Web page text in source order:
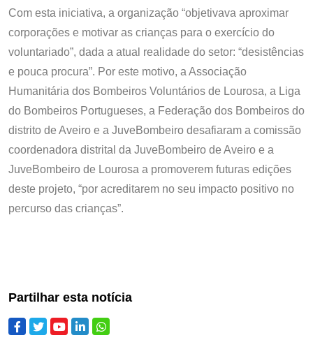
Com esta iniciativa, a organização “objetivava aproximar
corporações e motivar as crianças para o exercício do
voluntariado”, dada a atual realidade do setor: “desistências
e pouca procura”. Por este motivo, a Associação
Humanitária dos Bombeiros Voluntários de Lourosa, a Liga
do Bombeiros Portugueses, a Federação dos Bombeiros do
distrito de Aveiro e a JuveBombeiro desafiaram a comissão
coordenadora distrital da JuveBombeiro de Aveiro e a
JuveBombeiro de Lourosa a promoverem futuras edições
deste projeto, “por acreditarem no seu impacto positivo no
percurso das crianças”.
Partilhar esta notícia